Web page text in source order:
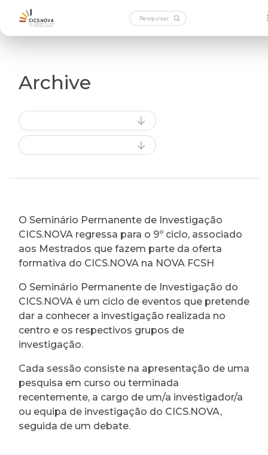
Archive
O Seminário Permanente de Investigação
CICS.NOVA regressa para o 9º ciclo, associado
aos Mestrados que fazem parte da oferta
formativa do CICS.NOVA na NOVA FCSH
O Seminário Permanente de Investigação do
CICS.NOVA é um ciclo de eventos que pretende
dar a conhecer a investigação realizada no
centro e os respectivos grupos de
investigação.
Cada sessão consiste na apresentação de uma
pesquisa em curso ou terminada
recentemente, a cargo de um/a investigador/a
ou equipa de investigação do CICS.NOVA,
seguida de um debate.